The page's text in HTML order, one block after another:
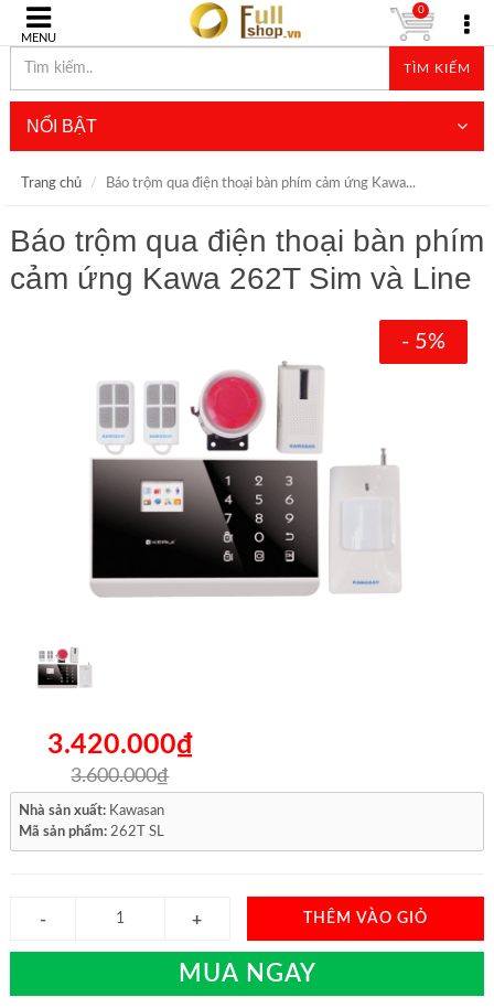
MENU
TÌM KIẾM
0
NỔI BẬT
Trang chủ Báo trộm qua điện thoại bàn phím cảm ứng Kawa...
Báo trộm qua điện thoại bàn phím
cảm ứng Kawa 262T Sim và Line
- 5%
3.420.000₫
3.600.000₫
Nhà sản xuất: Kawasan
Mã sản phẩm: 262T SL
THÊM VÀO GIỎ
MUA NGAY